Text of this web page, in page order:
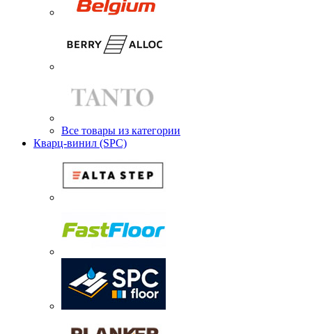
Все товары из категории
Кварц-винил (SPC)